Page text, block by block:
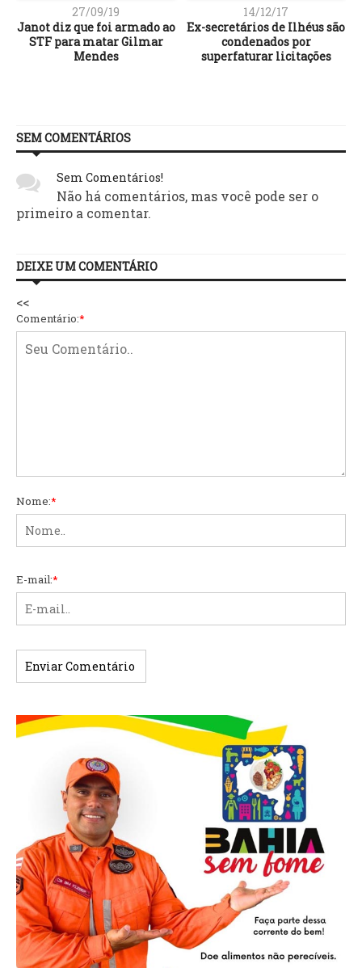
27/09/19
Janot diz que foi armado ao
STF para matar Gilmar
Mendes
14/12/17
Ex-secretários de Ilhéus são
condenados por
superfaturar licitações
SEM COMENTÁRIOS
Sem Comentários!
Não há comentários, mas você pode ser o
primeiro a comentar.
DEIXE UM COMENTÁRIO
<<
Comentário:*
Nome:*
E-mail:*